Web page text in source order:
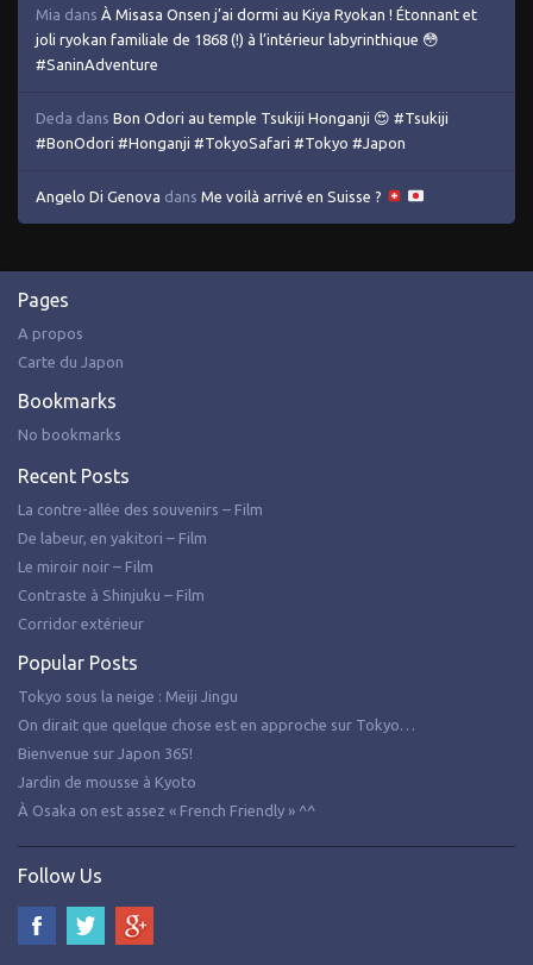
Mia dans À Misasa Onsen j’ai dormi au Kiya Ryokan ! Étonnant et
joli ryokan familiale de 1868 (!) à l’intérieur labyrinthique 😳
#SaninAdventure
Deda dans Bon Odori au temple Tsukiji Honganji 😍 #Tsukiji
#BonOdori #Honganji #TokyoSafari #Tokyo #Japon
Angelo Di Genova dans Me voilà arrivé en Suisse ?
Pages
A propos
Carte du Japon
Bookmarks
No bookmarks
Recent Posts
La contre-allée des souvenirs – Film
De labeur, en yakitori – Film
Le miroir noir – Film
Contraste à Shinjuku – Film
Corridor extérieur
Popular Posts
Tokyo sous la neige : Meiji Jingu
On dirait que quelque chose est en approche sur Tokyo…
Bienvenue sur Japon 365!
Jardin de mousse à Kyoto
À Osaka on est assez « French Friendly » ^^
Follow Us